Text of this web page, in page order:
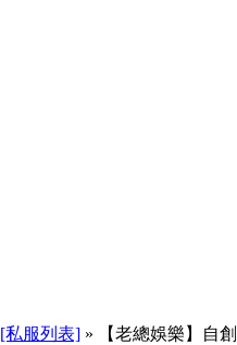
[私服列表] » 【老總娛樂】自